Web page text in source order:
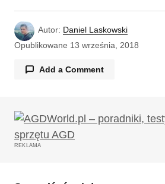
Autor: Daniel Laskowski
Opublikowane 13 września, 2018
Add a Comment
Twój adres email nie zostanie
Wymagane pola są oznaczone
REKLAMA